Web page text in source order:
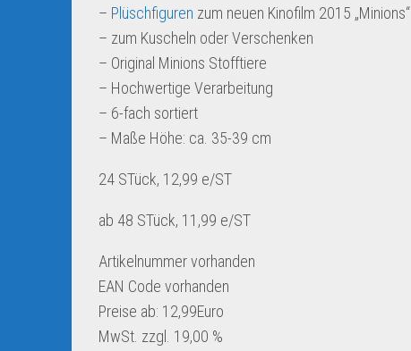
– Plüschfiguren zum neuen Kinofilm 2015 „Minions“
– zum Kuscheln oder Verschenken
– Original Minions Stofftiere
– Hochwertige Verarbeitung
– 6-fach sortiert
– Maße Höhe: ca. 35-39 cm
24 STück, 12,99 e/ST
ab 48 STück, 11,99 e/ST
Artikelnummervorhanden
EAN Code vorhanden
Preise ab: 12,99Euro
MwSt. zzgl. 19,00 %